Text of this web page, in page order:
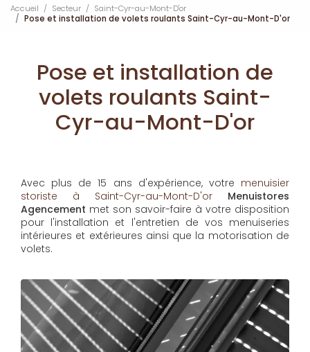
Accueil Secteur
Saint-Cyr-au-Mont-D'or
Pose et installation de volets roulants Saint-Cyr-au-Mont-D'or
Pose et installation de
volets roulants Saint-
Cyr-au-Mont-D'or
Avec plus de 15 ans d'expérience, votre menuisier
storiste à Saint-Cyr-au-Mont-D'or
Menuistores
Agencement met son savoir-faire à votre disposition
pour l'installation et l'entretien de vos menuiseries
intérieures et extérieures ainsi que la motorisation de
volets.